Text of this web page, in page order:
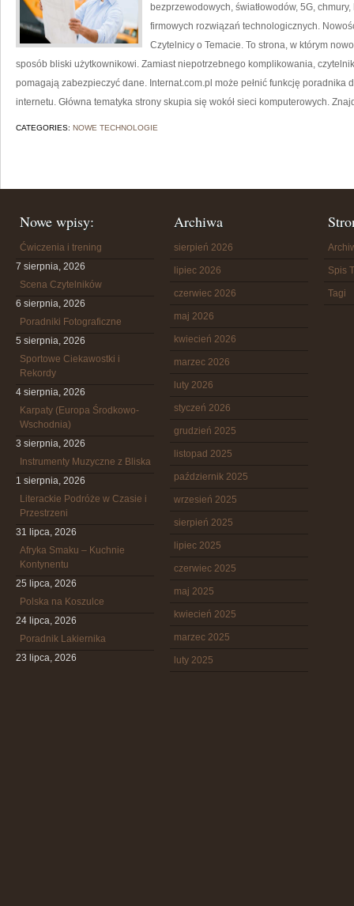
bezprzewodowych, światłowodów, 5G,
firmowych rozwiązań technologicznych.
Czytelnicy o Temacie. To strona, w którym
sposób bliski użytkownikowi. Zamiast niepotrzebnego komplikowania,
pomagają zabezpieczyć dane. Internat.com.pl może pełnić funkcję poradnika
internetu. Główna tematyka strony skupia się wokół sieci komputerowych.
CATEGORIES: NOWE TECHNOLOGIE
Nowe wpisy:
Ćwiczenia i trening
7 sierpnia, 2026
Scena Czytelników
6 sierpnia, 2026
Poradniki Fotograficzne
5 sierpnia, 2026
Sportowe Ciekawostki i
Rekordy
4 sierpnia, 2026
Karpaty (Europa Środkowo-
Wschodnia)
3 sierpnia, 2026
Instrumenty Muzyczne z Bliska
1 sierpnia, 2026
Literackie Podróże w Czasie i
Przestrzeni
31 lipca, 2026
Afryka Smaku – Kuchnie
Kontynentu
25 lipca, 2026
Polska na Koszulce
24 lipca, 2026
Poradnik Lakiernika
23 lipca, 2026
Archiwa
sierpień 2026
lipiec 2026
czerwiec 2026
maj 2026
kwiecień 2026
marzec 2026
luty 2026
styczeń 2026
grudzień 2025
listopad 2025
październik 2025
wrzesień 2025
sierpień 2025
lipiec 2025
czerwiec 2025
maj 2025
kwiecień 2025
marzec 2025
luty 2025
Spis
Tagi